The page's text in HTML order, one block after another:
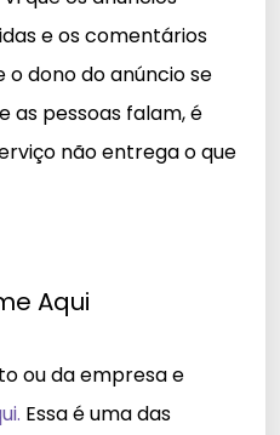
e os comentários
o dono do anúncio se
as pessoas falam, é
não entrega o que
Aqui
ou da empresa e
Essa é uma das